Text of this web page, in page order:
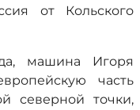
от Кольского
машина Игоря
часть
северной точки,